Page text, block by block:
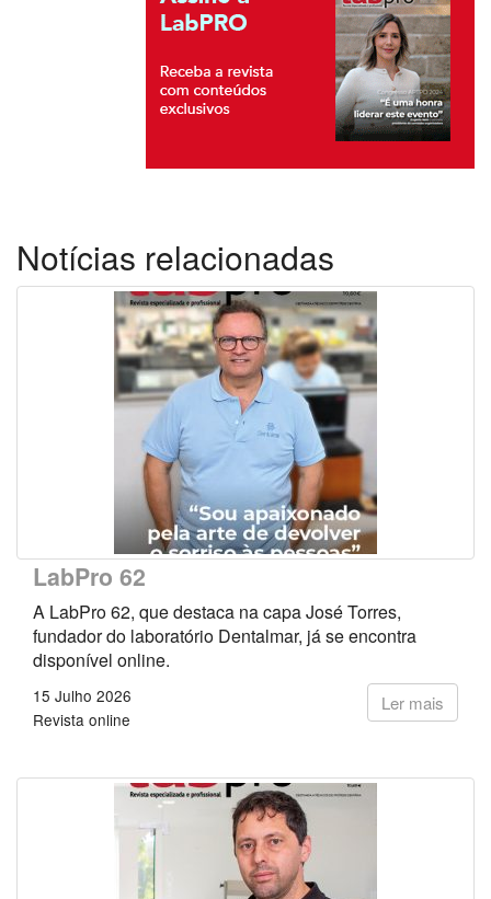
Notícias relacionadas
LabPro 62
A LabPro 62, que destaca na capa José Torres,
fundador do laboratório Dentalmar, já se encontra
disponível online.
Ler mais
15 Julho 2026
Revista online